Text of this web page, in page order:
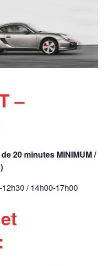
–
20 minutes MINIMUM /
12h30 / 14h00-17h00